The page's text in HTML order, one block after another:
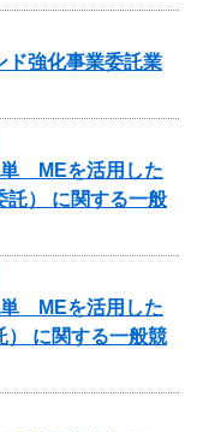
ド強化事業委託業
単 MEを活用した
託） に関する一般
単 MEを活用した
） に関する一般競